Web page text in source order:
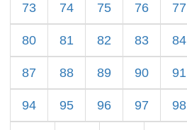
73 74 75 76 77
80 81 82 83 84
87 88 89 90 91
94 95 96 97 98